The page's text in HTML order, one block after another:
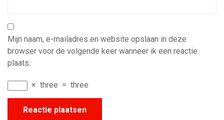
Mijn naam, e-mailadres en website opslaan in deze
browser voor de volgende keer wanneer ik een reactie
plaats.
× three = three